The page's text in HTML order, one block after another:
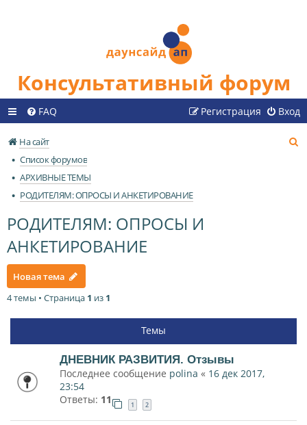
Консультативный форум
FAQ Вход
Регистрация
На сайт
Список форумов
АРХИВНЫЕ ТЕМЫ
РОДИТЕЛЯМ: ОПРОСЫ И АНКЕТИРОВАНИЕ
РОДИТЕЛЯМ: ОПРОСЫ И
АНКЕТИРОВАНИЕ
Новая тема
4 темы • Страница 1 из 1
Темы
ДНЕВНИК РАЗВИТИЯ. Отзывы
Последнее сообщение polina « 16 дек 2017,
23:54
Ответы: 11 1 2